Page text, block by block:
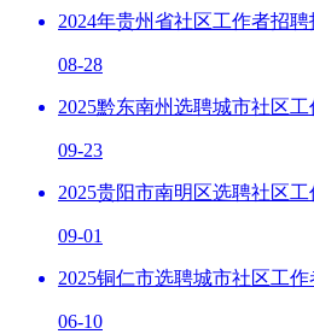
2024年贵州省社区工作者招聘
08-28
2025黔东南州选聘城市社区
09-23
2025贵阳市南明区选聘社区
09-01
2025铜仁市选聘城市社区工
06-10